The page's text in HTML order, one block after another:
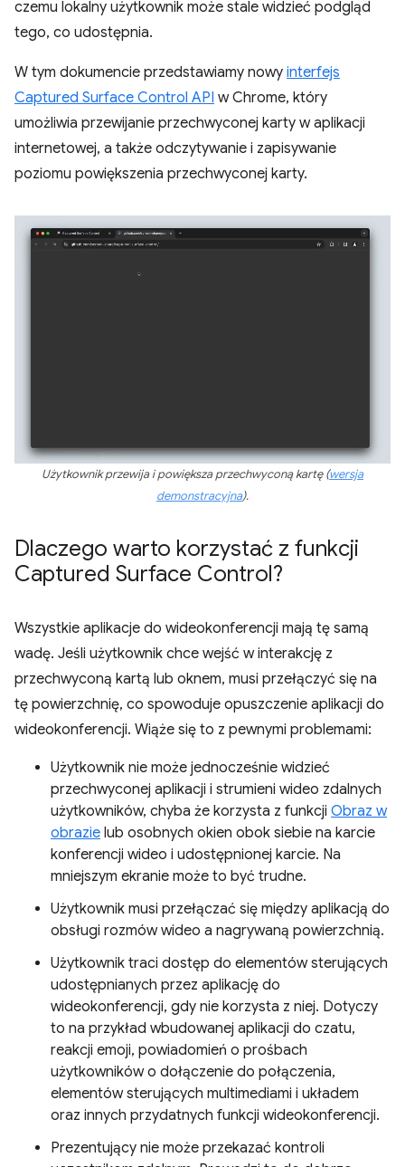
czemu lokalny użytkownik może stale widzieć podgląd
tego, co udostępnia.
W tym dokumencie przedstawiamy nowy interfejs
Captured Surface Control API w Chrome, który
umożliwia przewijanie przechwyconej karty w aplikacji
internetowej, a także odczytywanie i zapisywanie
poziomu powiększenia przechwyconej karty.
Użytkownik przewija i powiększa przechwyconą kartę (wersja
demonstracyjna).
Dlaczego warto korzystać z funkcji
Captured Surface Control?
Wszystkie aplikacje do wideokonferencji mają tę samą
wadę. Jeśli użytkownik chce wejść w interakcję z
przechwyconą kartą lub oknem, musi przełączyć się na
tę powierzchnię, co spowoduje opuszczenie aplikacji do
wideokonferencji. Wiąże się to z pewnymi problemami:
Użytkownik nie może jednocześnie widzieć
przechwyconej aplikacji i strumieni wideo zdalnych
użytkowników, chyba że korzysta z funkcji Obraz w
obrazie lub osobnych okien obok siebie na karcie
konferencji wideo i udostępnionej karcie. Na
mniejszym ekranie może to być trudne.
Użytkownik musi przełączać się między aplikacją do
obsługi rozmów wideo a nagrywaną powierzchnią.
Użytkownik traci dostęp do elementów sterujących
udostępnianych przez aplikację do
wideokonferencji, gdy nie korzysta z niej. Dotyczy
to na przykład wbudowanej aplikacji do czatu,
reakcji emoji, powiadomień o prośbach
użytkowników o dołączenie do połączenia,
elementów sterujących multimediami i układem
oraz innych przydatnych funkcji wideokonferencji.
Prezentujący nie może przekazać kontroli